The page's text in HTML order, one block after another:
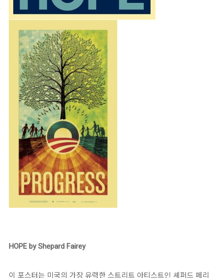
HOPE by Shepard Fairey
이 포스터는 미국의 가장 유력한 스트리트 아티스트인 셰퍼드 페리